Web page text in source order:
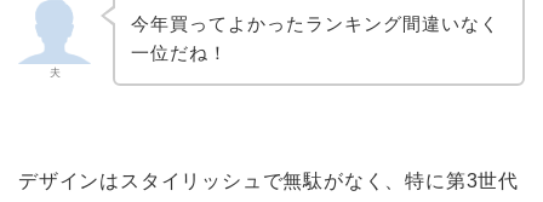
夫
今年買ってよかったランキング間違いなく
一位だね！
デザインはスタイリッシュで無駄がなく、特に第3世代